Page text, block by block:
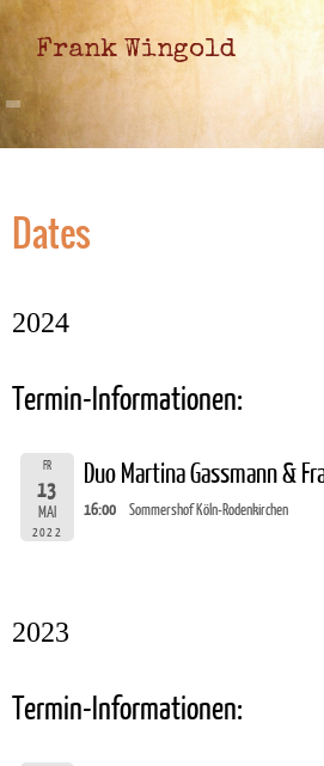
Frank Wingold
Dates
2024
Termin-Informationen:
FR
13
MAI
2022
Duo Martina Gassmann &
16:00 Sommershof Köln-Rodenkirchen
2023
Termin-Informationen: